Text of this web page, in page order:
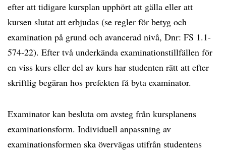
efter att tidigare kursplan upphört att gälla eller att
kursen slutat att erbjudas (se regler för betyg och
examination på grund och avancerad nivå, Dnr: FS 1.1-
574-22). Efter två underkända examinationstillfällen för
en viss kurs eller del av kurs har studenten rätt att efter
skriftlig begäran hos prefekten få byta examinator.
Examinator kan besluta om avsteg från kursplanens
examinationsform. Individuell anpassning av
examinationsformen ska övervägas utifrån studentens